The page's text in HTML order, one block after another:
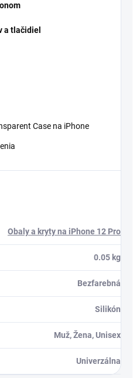
a tlačidiel
Case na iPhone
Obaly a kryty na iPhone 12 Pro
0.05 kg
Bezfarebná
Silikón
Muž, Žena, Unisex
Univerzálna